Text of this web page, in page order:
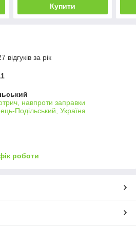
Купити
за рік
навпроти заправки
Подільський, Україна
роботи